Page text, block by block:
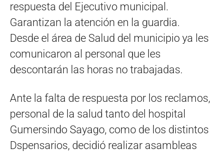
respuesta del Ejecutivo municipal.
Garantizan la atención en la guardia.
Desde el área de Salud del municipio ya les
comunicaron al personal que les
descontarán las horas no trabajadas.
Ante la falta de respuesta por los reclamos,
personal de la salud tanto del hospital
Gumersindo Sayago, como de los distintos
Dspensarios, decidió realizar asambleas